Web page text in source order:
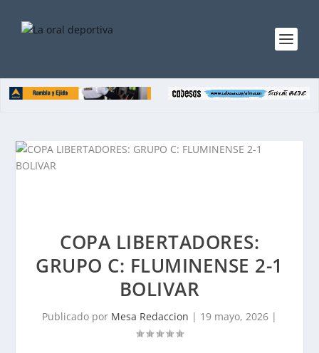
COPA LIBERTADORES:
GRUPO C: FLUMINENSE 2-1
BOLIVAR
Publicado por Mesa Redaccion | 19 mayo, 2026 |